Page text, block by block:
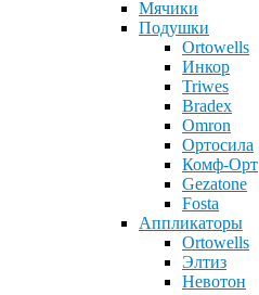
Мячики
Подушки
Ortowells
Инкор
Triwes
Bradex
Omron
Ортосила
Комф-Орт
Gezatone
Fosta
Аппликаторы
Ortowells
Элтиз
Невотон